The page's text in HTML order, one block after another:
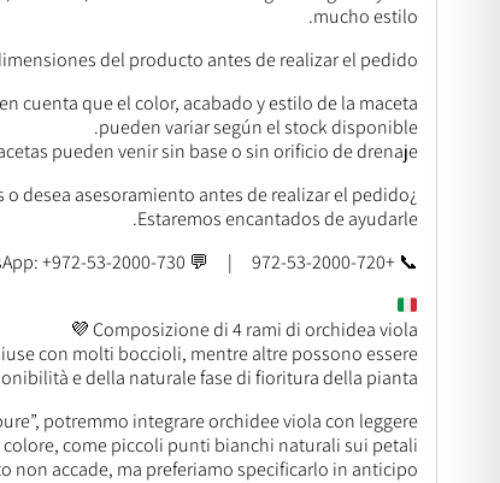
mucho estilo.
del producto antes de realizar el pedido.
cuenta que el color, acabado y estilo de la maceta
pueden variar según el stock disponible.
pueden venir sin base o sin orificio de drenaje.
¿Tiene preguntas o desea asesoramiento antes de realizar el pedido?
Estaremos encantados de ayudarle.
📞 +972-53-2000-720 | 💬 WhatsApp: +972-53-2000-730
Composizione di 4 rami di orchidea viola 💜
con molti boccioli, mentre altre possono essere
e della naturale fase di fioritura della pianta.
potremmo integrare orchidee viola con leggere
come piccoli punti bianchi naturali sui petali.
non accade, ma preferiamo specificarlo in anticipo.